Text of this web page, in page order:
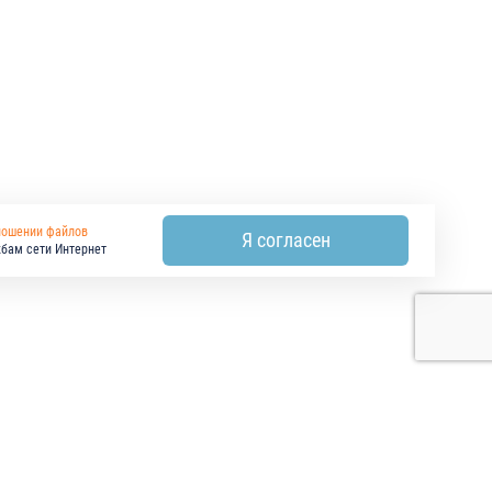
файлов
сети Интернет
Я согласен